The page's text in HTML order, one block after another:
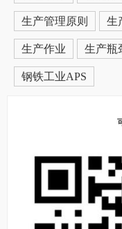
生产管理原则 生
生产作业 生产瓶
钢铁工业APS